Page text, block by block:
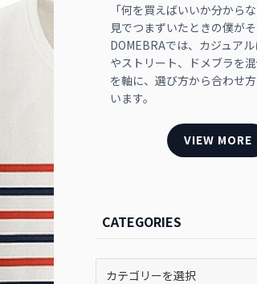
「何を買えばいいか分から
見でつまずいたときの僕がそ
DOMEBRAでは、カジュア
やストリート、ドメブラを
を軸に、選び方から合わせ
います。
VIEW MORE
CATEGORIES